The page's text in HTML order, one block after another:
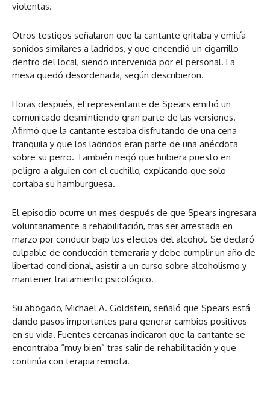
violentas.
Otros testigos señalaron que la cantante gritaba y emitía
sonidos similares a ladridos, y que encendió un cigarrillo
dentro del local, siendo intervenida por el personal. La
mesa quedó desordenada, según describieron.
Horas después, el representante de Spears emitió un
comunicado desmintiendo gran parte de las versiones.
Afirmó que la cantante estaba disfrutando de una cena
tranquila y que los ladridos eran parte de una anécdota
sobre su perro. También negó que hubiera puesto en
peligro a alguien con el cuchillo, explicando que solo
cortaba su hamburguesa.
El episodio ocurre un mes después de que Spears ingresara
voluntariamente a rehabilitación, tras ser arrestada en
marzo por conducir bajo los efectos del alcohol. Se declaró
culpable de conducción temeraria y debe cumplir un año de
libertad condicional, asistir a un curso sobre alcoholismo y
mantener tratamiento psicológico.
Su abogado, Michael A. Goldstein, señaló que Spears está
dando pasos importantes para generar cambios positivos
en su vida. Fuentes cercanas indicaron que la cantante se
encontraba “muy bien” tras salir de rehabilitación y que
continúa con terapia remota.